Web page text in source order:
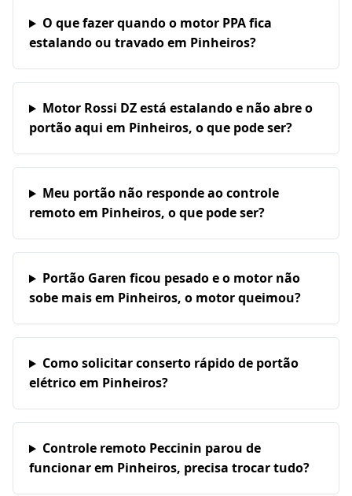
O que fazer quando o motor PPA fica
estalando ou travado em Pinheiros?
Motor Rossi DZ está estalando e não abre o
portão aqui em Pinheiros, o que pode ser?
Meu portão não responde ao controle
remoto em Pinheiros, o que pode ser?
Portão Garen ficou pesado e o motor não
sobe mais em Pinheiros, o motor queimou?
Como solicitar conserto rápido de portão
elétrico em Pinheiros?
Controle remoto Peccinin parou de
funcionar em Pinheiros, precisa trocar tudo?